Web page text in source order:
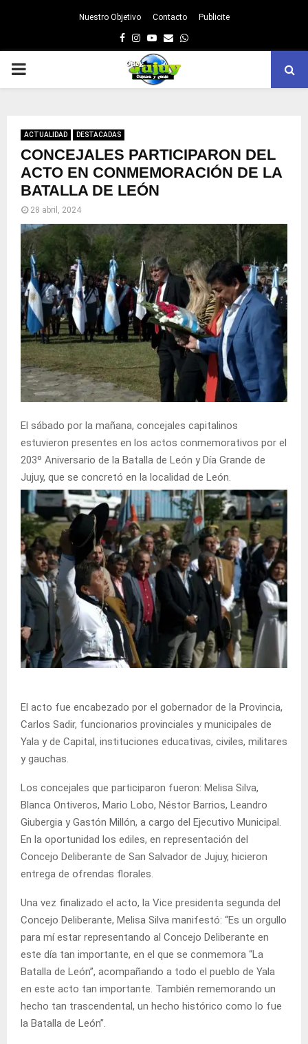
Nuestro Objetivo Contacto Publicite
Facebook
Instagram
Youtube
EmailWhatsapp
PRIMARY
ACTUALIDAD DESTACADAS
CONCEJALES PARTICIPARON DEL
ACTO EN CONMEMORACIÓN DE LA
BATALLA DE LEÓN
28 abril, 2024
El sábado por la mañana, concejales capitalinos
estuvieron presentes en los actos conmemorativos por el
203º Aniversario de la Batalla de León y Día Grande de
Jujuy, que se concretó en la localidad de León.
El acto fue encabezado por el gobernador de la Provincia,
Carlos Sadir, funcionarios provinciales y municipales de
Yala y de Capital, instituciones educativas, civiles, militares
y gauchas.
Los concejales que participaron fueron: Melisa Silva,
Blanca Ontiveros, Mario Lobo, Néstor Barrios, Leandro
Giubergia y Gastón Millón, a cargo del Ejecutivo Municipal.
En la oportunidad los ediles, en representación del
Concejo Deliberante de San Salvador de Jujuy, hicieron
entrega de ofrendas florales.
Una vez finalizado el acto, la Vice presidenta segunda del
Concejo Deliberante, Melisa Silva manifestó: “Es un orgullo
para mí estar representando al Concejo Deliberante en
este día tan importante, en el que se conmemora “La
Batalla de León”, acompañando a todo el pueblo de Yala
en este acto tan importante. También rememorando un
hecho tan trascendental, un hecho histórico como lo fue
la Batalla de León”.